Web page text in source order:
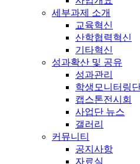
세부과제 소개
교육혁신
산학협력혁신
기타혁신
성과확산 및 공유
성과관리
학생모니터링
캡스톤전시회
사업단 뉴스
갤러리
커뮤니티
공지사항
자료실